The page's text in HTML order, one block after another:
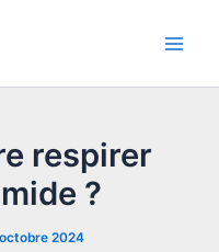
respirer
?
2024